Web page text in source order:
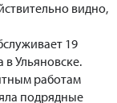
видно,
19
в Ульяновске.
работам
подрядные